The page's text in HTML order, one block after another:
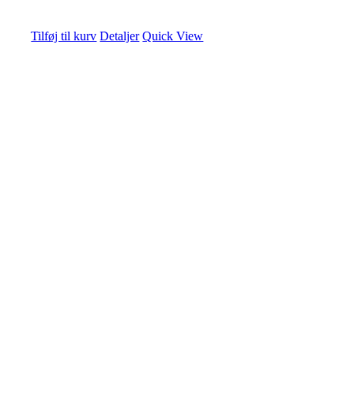
Tilføj til kurv Detaljer Quick View